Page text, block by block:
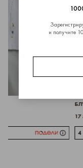
и получите
17
4